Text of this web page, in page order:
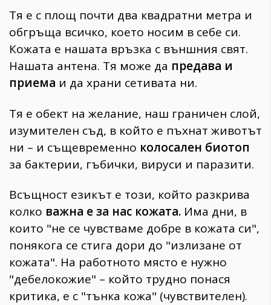
Gentlemen
Wellness
ПОСЛЕДВАЙТЕ
НИ
Тя е с площ почти два квадратни метра и
обгръща всичко, което носим в себе си.
Кожата е нашата връзка с външния свят.
Нашата антена. Тя може да предава и
приема и да храни сетивата ни.
Тя е обект на желание, наш граничен слой,
изумителен съд, в който е пъхнат животът
ни – и същевременно колосален биотоп
за бактерии, гъбички, вируси и паразити.
Всъщност езикът е този, който разкрива
колко важна е за нас кожата. Има дни, в
които "не се чувстваме добре в кожата си",
понякога се стига дори до "излизане от
кожата". На работното място е нужно
"дебелокожие" – който трудно понася
критика, е с "тънка кожа" (чувствителен).